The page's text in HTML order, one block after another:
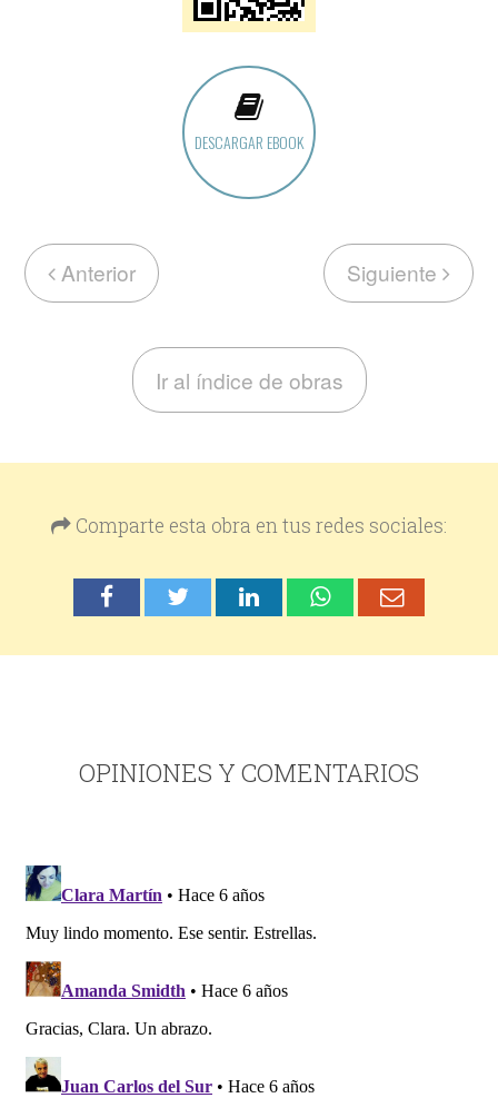
DESCARGAR EBOOK
Anterior Siguiente
Ir al índice de obras
Comparte esta obra en tus redes sociales:
OPINIONES Y COMENTARIOS